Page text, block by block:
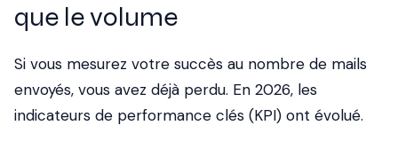
que le volume
Si vous mesurez votre succès au nombre de mails
envoyés, vous avez déjà perdu. En 2026, les
indicateurs de performance clés (KPI) ont évolué.